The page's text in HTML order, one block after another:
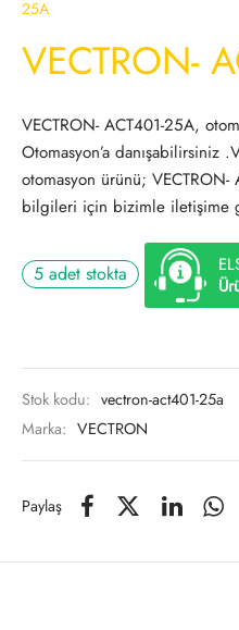
25A
VECTRON-
VECTRON- ACT401-25A,
Otomasyon’a danışabilirsiniz
otomasyon ürünü; VECTRON-
bilgileri için bizimle iletişime
5 adet stokta
Stok kodu: vectron-act401-25a
Marka: VECTRON
Paylaş